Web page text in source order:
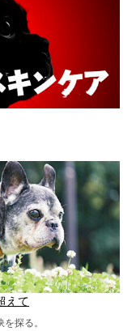
えて
探る。